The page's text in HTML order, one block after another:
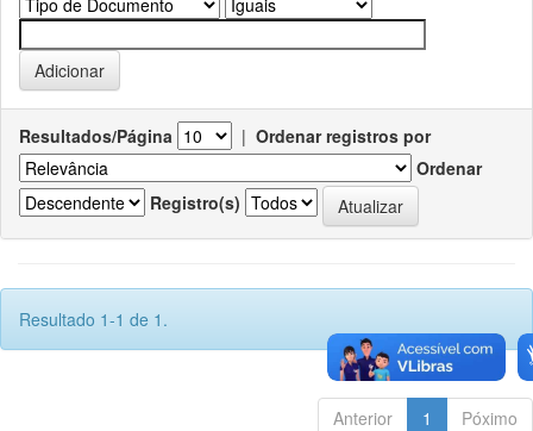
Resultados/Página | Ordenar registros por
Ordenar
Registro(s)
Resultado 1-1 de 1.
Anterior 1 Póximo